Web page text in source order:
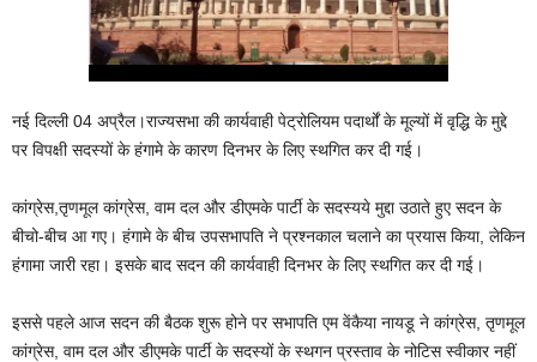
नई दिल्ली 04 अप्रैल।राज्यसभा की कार्यवाही पेट्रोलियम पदार्थों के मूल्यों में वृद्धि के मुद्दे
पर विपक्षी सदस्यों के हंगामे के कारण दिनभर के लिए स्थगित कर दी गई।
कांग्रेस,तृणमूल कांग्रेस, वाम दल और डीएमके पार्टी के सदस्यये मुद्दा उठाते हुए सदन के
बीचो-बीच आ गए। हंगामे के बीच उपसभापति ने प्रश्नकाल चलाने का प्रयास किया, लेकिन
हंगामा जारी रहा। इसके बाद सदन की कार्यवाही दिनभर के लिए स्थगित कर दी गई।
इससे पहले आज सदन की बैठक शुरू होने पर सभापति एम वेंकैया नायडू ने कांग्रेस, तृणमूल
कांग्रेस, वाम दल और डीएमके पार्टी के सदस्यों के स्थगन प्रस्ताव के नोटिस स्वीकार नहीं